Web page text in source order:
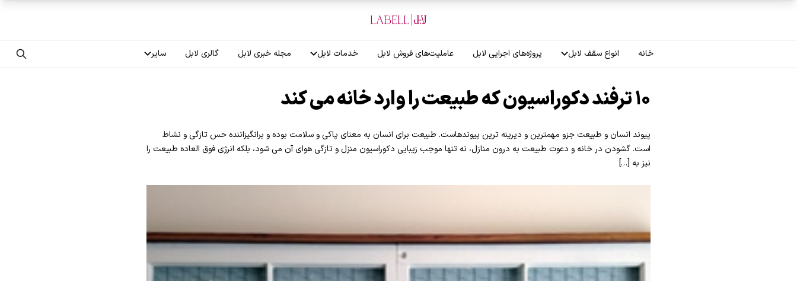
خانه انواع سقف لابل
سقف لاکر
سقف گلکسی
سقف اپلای
پروژه‌های اجرایی لابل عاملیت‌های فروش لابل خدمات لابل
گارانتی لابل
مجله خبری لابل گالری لابل سایر
سوالات متداول
۱۰ ترفند دکوراسیون که طبیعت را وارد خانه می کند
پیوند انسان و طبیعت جزو مهمترین و دیرینه ترین پیوندهاست. طبیعت برای انسان به معنای پاکی و سلامت بوده و برانگیزاننده حس تازگی و نشاط
است. گشودن در خانه و دعوت طبیعت به درون منازل، نه تنها موجب زیبایی دکوراسیون منزل و تازگی هوای آن می شود، بلکه انرژی فوق العاده طبیعت را
نیز به […]